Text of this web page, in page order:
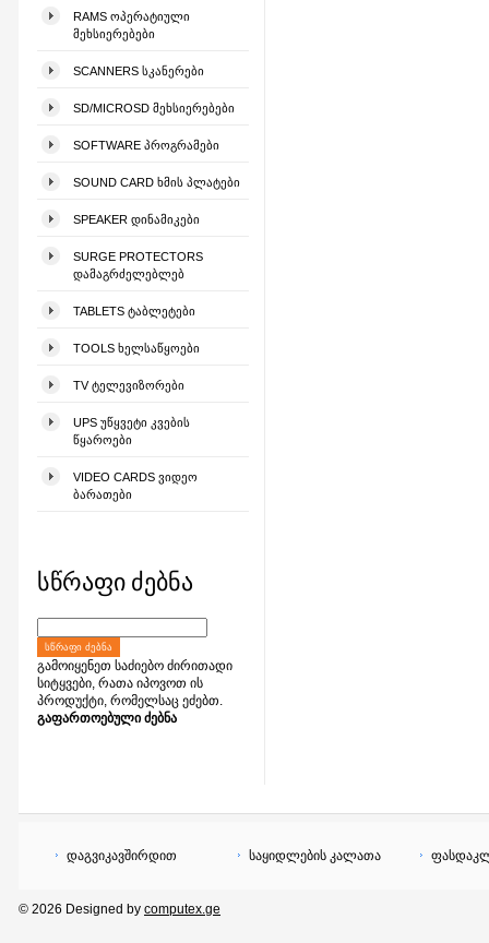
RAMS ᲝᲞᲔᲠᲐᲢᲘᲣᲚᲘ
ᲛᲔᲮᲡᲘᲔᲠᲔᲑᲔᲑᲘ
SCANNERS ᲡᲙᲐᲜᲔᲠᲔᲑᲘ
SD/MICROSD ᲛᲔᲮᲡᲘᲔᲠᲔᲑᲔᲑᲘ
SOFTWARE ᲞᲠᲝᲒᲠᲐᲛᲔᲑᲘ
SOUND CARD ᲮᲛᲘᲡ ᲞᲚᲐᲢᲔᲑᲘ
SPEAKER ᲓᲘᲜᲐᲛᲘᲙᲔᲑᲘ
SURGE PROTECTORS
ᲓᲐᲛᲐᲒᲠᲫᲔᲚᲔᲑᲚᲔᲑ
TABLETS ᲢᲐᲑᲚᲔᲢᲔᲑᲘ
TOOLS ᲮᲔᲚᲡᲐᲬᲧᲝᲔᲑᲘ
TV ᲢᲔᲚᲔᲕᲘᲖᲝᲠᲔᲑᲘ
UPS ᲣᲬᲧᲕᲔᲢᲘ ᲙᲕᲔᲑᲘᲡ
ᲬᲧᲐᲠᲝᲔᲑᲘ
VIDEO CARDS ᲕᲘᲓᲔᲝ
ᲑᲐᲠᲐᲗᲔᲑᲘ
სწრაფი ძებნა
ᲡᲬᲠᲐᲤᲘ ᲫᲔᲑᲜᲐ
გამოიყენეთ საძიებო ძირითადი
სიტყვები, რათა იპოვოთ ის
პროდუქტი, რომელსაც ეძებთ.
გაფართოებული ძებნა
დაგვიკავშირდით საყიდლების კალათა
© 2026 Designed by computex.ge